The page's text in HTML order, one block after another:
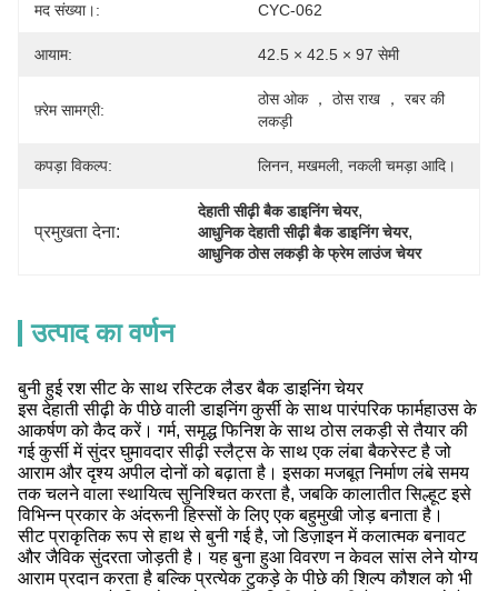
मद संख्या।: CYC-062
आयाम: 42.5 × 42.5 × 97 सेमी
फ़्रेम सामग्री:
ठोस ओक ， ठोस राख ， रबर की
लकड़ी
कपड़ा विकल्प: लिनन, मखमली, नकली चमड़ा आदि।
प्रमुखता देना:
देहाती सीढ़ी बैक डाइनिंग चेयर,
आधुनिक देहाती सीढ़ी बैक डाइनिंग चेयर,
आधुनिक ठोस लकड़ी के फ्रेम लाउंज चेयर
उत्पाद का वर्णन
बुनी हुई रश सीट के साथ रस्टिक लैडर बैक डाइनिंग चेयर
इस देहाती सीढ़ी के पीछे वाली डाइनिंग कुर्सी के साथ पारंपरिक फार्महाउस के
आकर्षण को कैद करें। गर्म, समृद्ध फिनिश के साथ ठोस लकड़ी से तैयार की
गई कुर्सी में सुंदर घुमावदार सीढ़ी स्लैट्स के साथ एक लंबा बैकरेस्ट है जो
आराम और दृश्य अपील दोनों को बढ़ाता है। इसका मजबूत निर्माण लंबे समय
तक चलने वाला स्थायित्व सुनिश्चित करता है, जबकि कालातीत सिल्हूट इसे
विभिन्न प्रकार के अंदरूनी हिस्सों के लिए एक बहुमुखी जोड़ बनाता है।
सीट प्राकृतिक रूप से हाथ से बुनी गई है, जो डिज़ाइन में कलात्मक बनावट
और जैविक सुंदरता जोड़ती है। यह बुना हुआ विवरण न केवल सांस लेने योग्य
आराम प्रदान करता है बल्कि प्रत्येक टुकड़े के पीछे की शिल्प कौशल को भी